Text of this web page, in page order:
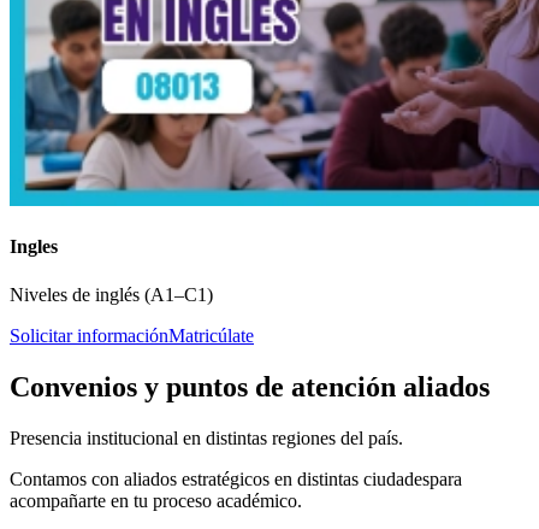
Ingles
Niveles de inglés (A1–C1)
Solicitar informaciónMatricúlate
Convenios y puntos de atención aliados
Presencia institucional en distintas regiones del país.
Contamos con aliados estratégicos en distintas ciudadespara
acompañarte en tu proceso académico.